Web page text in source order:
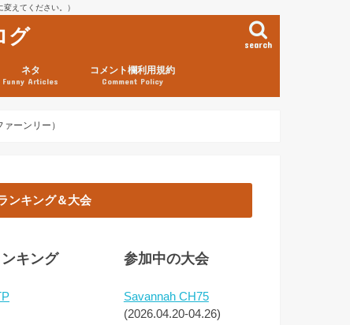
えてください。）
グ search
ネタ
Funny Articles
コメント欄利用規約
Comment Policy
ーンリー）
ンキング＆大会
ンキング 参加中の大会
Savannah CH75
(2026.04.20-04.26)